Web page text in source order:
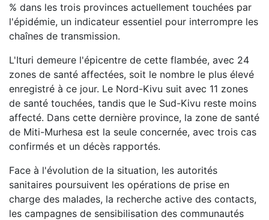
% dans les trois provinces actuellement touchées par
l'épidémie, un indicateur essentiel pour interrompre les
chaînes de transmission.
L'Ituri demeure l'épicentre de cette flambée, avec 24
zones de santé affectées, soit le nombre le plus élevé
enregistré à ce jour. Le Nord-Kivu suit avec 11 zones
de santé touchées, tandis que le Sud-Kivu reste moins
affecté. Dans cette dernière province, la zone de santé
de Miti-Murhesa est la seule concernée, avec trois cas
confirmés et un décès rapportés.
Face à l'évolution de la situation, les autorités
sanitaires poursuivent les opérations de prise en
charge des malades, la recherche active des contacts,
les campagnes de sensibilisation des communautés